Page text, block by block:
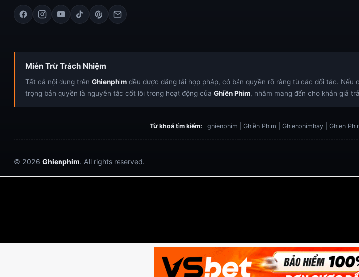
Miễn Trừ Trách Nhiệm
Tất cả nội dung trên Ghienphim đều được đăng tải hợp pháp, có bản quyền rõ ràng từ các đối tác.
trọng bản quyền là nguyên tắc cốt lõi trong hoạt động của Ghiền Phim, nhằm mang đến cho khán giả
Từ khoá tìm kiếm: ghienphim | Ghiền Phim | Ghienphimhay | Ghien
© 2026 Ghienphim. All rights reserved.